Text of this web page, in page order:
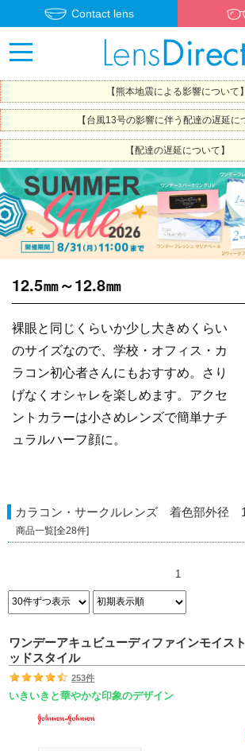
Contact lens
【熊本地震による影響について】
【台風13号の影響に伴う配達の遅延に
【配達の遅延について】
12.5㎜～12.8㎜
裸眼と同じくらいか少し大きめくらい
のサイズなので、学校・オフィス・カ
ラコン初心者さんにもおすすめ。さり
げなくオシャレを楽しめます。アクセ
ントカラーは小さめレンズで簡単ナチ
ュラルハーフ顔に。
カラコン・サークルレンズ 着色部外径
商品一覧[全28件]
1
ワンデーアキュビューディファインモイス
ッドスタイル
253件
いきいきと華やかな印象のデザイン